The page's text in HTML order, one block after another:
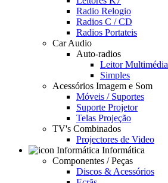
Radio Relogio
Radios C / CD
Radios Portateis
Car Audio
Auto-radios
Leitor Multimédia
Simples
Acessórios Imagem e Som
Móveis / Suportes
Suporte Projetor
Telas Projeção
TV's Combinados
Projectores de Video
Informática
Componentes / Peças
Discos & Acessórios